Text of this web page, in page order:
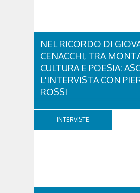
NEL RICORDO DI
CENACCHI, TRA
CULTURA E POESIA:
L'INTERVISTA CON
ROSSI
ha lasciato un segno profondo nel
montagna e della cultura. Scrittore,
INTERVISTE